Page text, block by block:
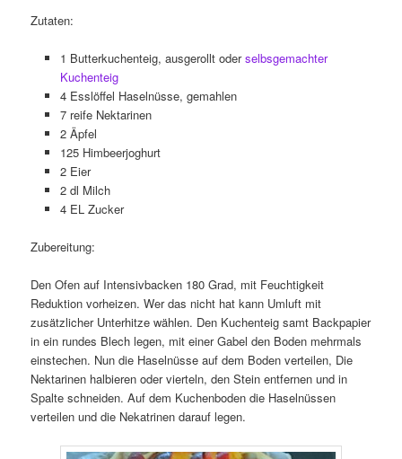
Zutaten:
1 Butterkuchenteig, ausgerollt oderselbsgemachter
Kuchenteig
4 Esslöffel Haselnüsse, gemahlen
7 reife Nektarinen
2 Äpfel
125 Himbeerjoghurt
2 Eier
2 dl Milch
4 EL Zucker
Zubereitung:
Den Ofen auf Intensivbacken 180 Grad, mit Feuchtigkeit
Reduktion vorheizen. Wer das nicht hat kann Umluft mit
zusätzlicher Unterhitze wählen. Den Kuchenteig samt Backpapier
in ein rundes Blech legen, mit einer Gabel den Boden mehrmals
einstechen. Nun die Haselnüsse auf dem Boden verteilen, Die
Nektarinen halbieren oder vierteln, den Stein entfernen und in
Spalte schneiden. Auf dem Kuchenboden die Haselnüssen
verteilen und die Nekatrinen darauf legen.